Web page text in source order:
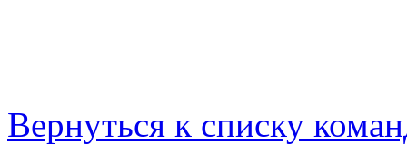
Вернуться к списку